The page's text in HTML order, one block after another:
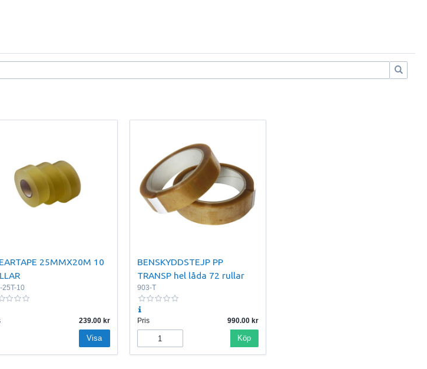
25MMX20M 10
25T-10
239.00
Visa
BENSKYDDSTEJP PP
TRANSP hel låda 72 rullar
903-T
Pris 990.00
Köp